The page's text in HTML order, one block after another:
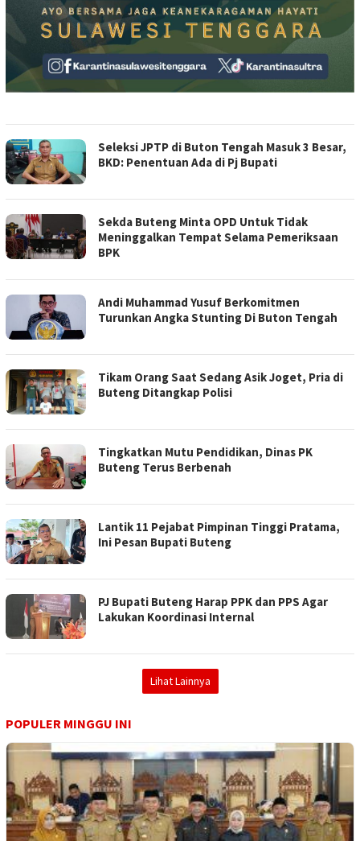
Seleksi JPTP di Buton Tengah Masuk 3 Besar,
BKD: Penentuan Ada di Pj Bupati
Sekda Buteng Minta OPD Untuk Tidak
Meninggalkan Tempat Selama Pemeriksaan
BPK
Andi Muhammad Yusuf Berkomitmen
Turunkan Angka Stunting Di Buton Tengah
Tikam Orang Saat Sedang Asik Joget, Pria di
Buteng Ditangkap Polisi
Tingkatkan Mutu Pendidikan, Dinas PK
Buteng Terus Berbenah
Lantik 11 Pejabat Pimpinan Tinggi Pratama,
Ini Pesan Bupati Buteng
PJ Bupati Buteng Harap PPK dan PPS Agar
Lakukan Koordinasi Internal
Lihat Lainnya
POPULER MINGGU INI